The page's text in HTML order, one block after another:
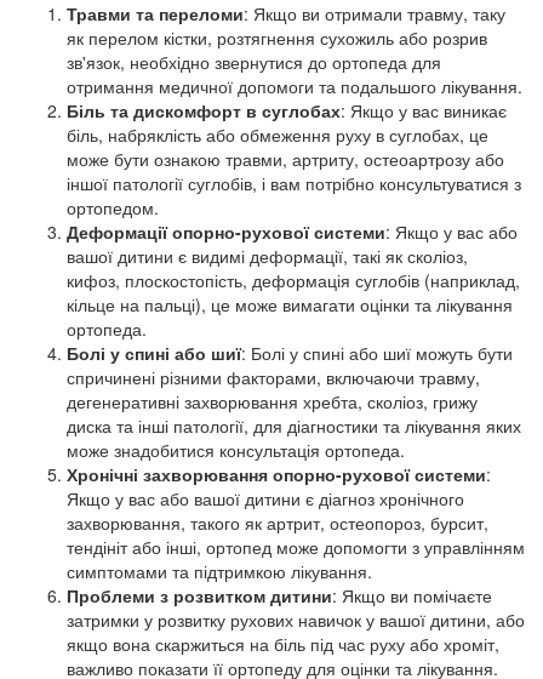
Травми та переломи: Якщо ви отримали травму, таку
як перелом кістки, розтягнення сухожиль або розрив
зв'язок, необхідно звернутися до ортопеда для
отримання медичної допомоги та подальшого лікування.
Біль та дискомфорт в суглобах: Якщо у вас виникає
біль, набряклість або обмеження руху в суглобах, це
може бути ознакою травми, артриту, остеоартрозу або
іншої патології суглобів, і вам потрібно консультуватися з
ортопедом.
Деформації опорно-рухової системи: Якщо у вас або
вашої дитини є видимі деформації, такі як сколіоз,
кифоз, плоскостопість, деформація суглобів (наприклад,
кільце на пальці), це може вимагати оцінки та лікування
ортопеда.
Болі у спині або шиї: Болі у спині або шиї можуть бути
спричинені різними факторами, включаючи травму,
дегенеративні захворювання хребта, сколіоз, грижу
диска та інші патології, для діагностики та лікування яких
може знадобитися консультація ортопеда.
Хронічні захворювання опорно-рухової системи:
Якщо у вас або вашої дитини є діагноз хронічного
захворювання, такого як артрит, остеопороз, бурсит,
тендініт або інші, ортопед може допомогти з управлінням
симптомами та підтримкою лікування.
Проблеми з розвитком дитини: Якщо ви помічаєте
затримки у розвитку рухових навичок у вашої дитини, або
якщо вона скаржиться на біль під час руху або хроміт,
важливо показати її ортопеду для оцінки та лікування.